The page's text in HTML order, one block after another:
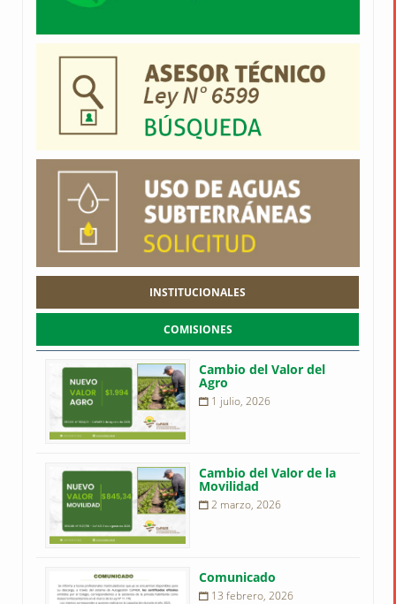
INSTITUCIONALES
COMISIONES
Cambio del Valor del
Agro
1 julio, 2026
Cambio del Valor de la
Movilidad
2 marzo, 2026
Comunicado
13 febrero, 2026